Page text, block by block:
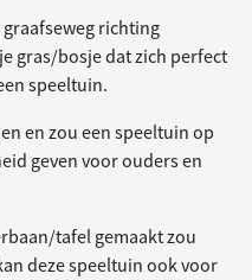
graafseweg richting
gras/bosje dat zich perfect
speeltuin.
en zou een speeltuin op
geven voor ouders en
tafel gemaakt zou
deze speeltuin ook voor